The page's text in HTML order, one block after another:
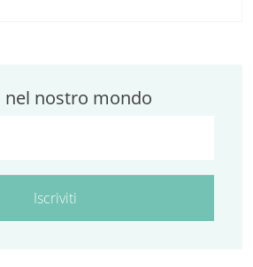
nel nostro mondo
Iscriviti